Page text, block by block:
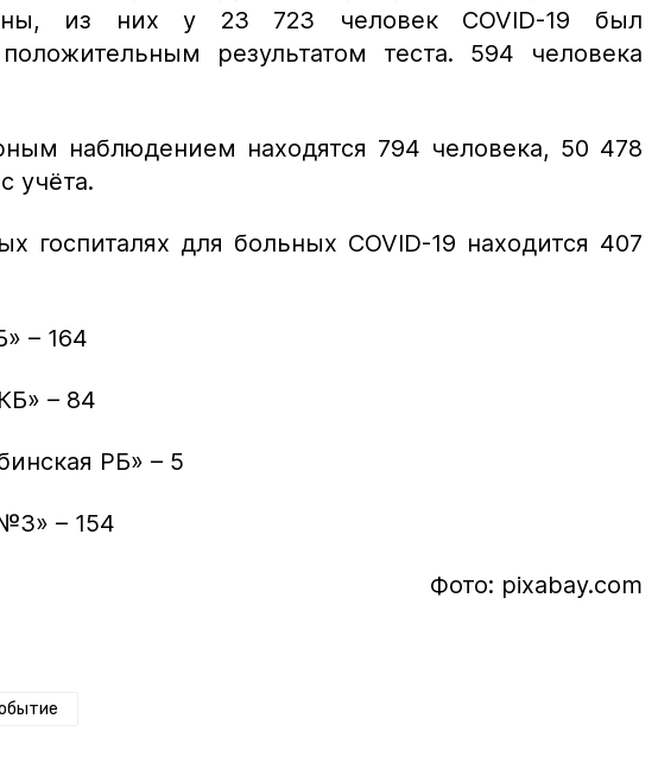
из них у 23 723 человек COVID-19 был
результатом теста. 594 человека
наблюдением находятся 794 человека, 50 478
учёта.
госпиталях для больных COVID-19 находится 407
– 164
– 84
РБ» – 5
– 154
Фото: pixabay.com